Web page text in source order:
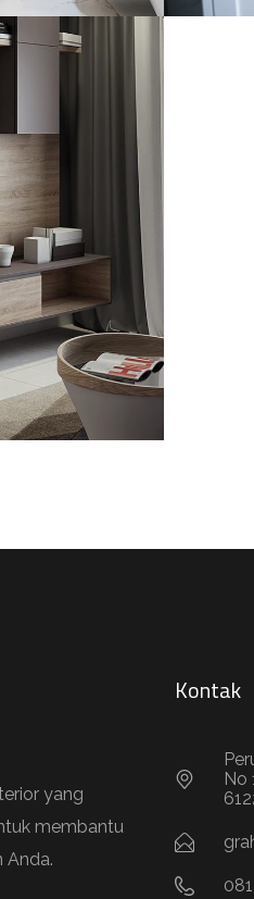
DECOR
yang
membantu
Anda.
Kontak
No